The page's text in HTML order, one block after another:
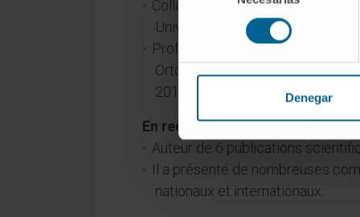
consentimiento
Denegar
Collaborateur enseignant au
Universidad Complutense de
Professeur collaborateur de
Ortopédica ». Faculté de
2012.
En recherche
Auteur de 6 publications
Il a présenté de nombreuses
nationaux et internationaux.